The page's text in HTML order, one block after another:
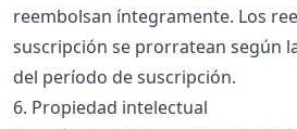
reembolsan íntegramente. Los
suscripción se prorratean según
del período de suscripción.
6. Propiedad intelectual